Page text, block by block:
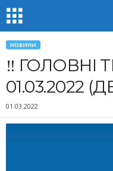
НОВИНИ
‼️ ГОЛОВНІ
01.03.2022
01.03.2022